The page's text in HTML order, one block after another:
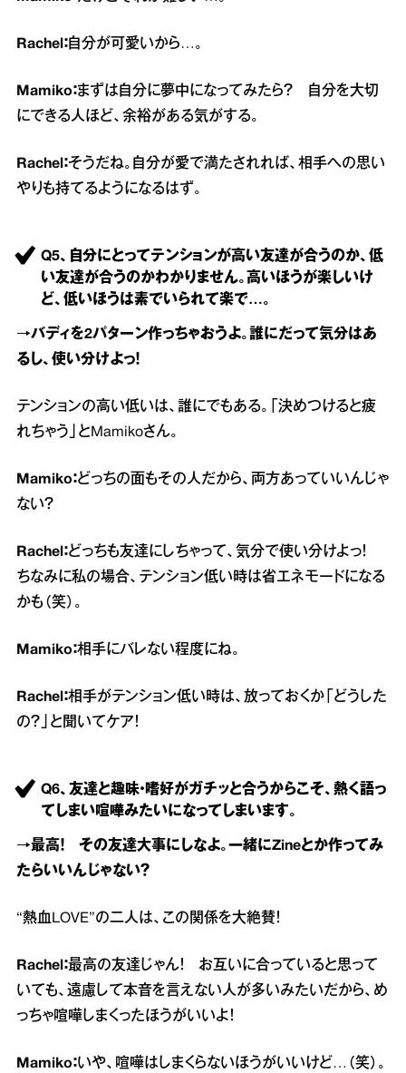
Rachel： 自分が可愛いから…。
Mamiko：まずは自分に夢中になってみたら？ 自分を大切
にできる人ほど、余裕がある気がする。
Rachel：そうだね。自分が愛で満たされれば、相手への思い
やりも持てるようになるはず。
Q5、自分にとってテンションが高い友達が合うのか、低
い友達が合うのかわかりません。高いほうが楽しいけ
ど、低いほうは素でいられて楽で…。
→バディを2パターン作っちゃおうよ。誰にだって気分はあ
るし、使い分けよっ！
テンションの高い低いは、誰にでもある。「決めつけると疲
れちゃう」とMamikoさん。
Mamiko：どっちの面もその人だから、両方あっていいんじゃ
ない？
Rachel：どっちも友達にしちゃって、気分で使い分けよっ！
ちなみに私の場合、テンション低い時は省エネモードになる
かも（笑）。
Mamiko：相手にバレない程度にね。
Rachel：相手がテンション低い時は、放っておくか「どうした
の？」と聞いてケア！
Q6、友達と趣味・嗜好がガチッと合うからこそ、熱く語っ
てしまい喧嘩みたいになってしまいます。
→最高！ その友達大事にしなよ。一緒にZineとか作ってみ
たらいいんじゃない？
“熱血LOVE”の二人は、この関係を大絶賛！
Rachel：最高の友達じゃん！ お互いに合っていると思って
いても、遠慮して本音を言えない人が多いみたいだから、め
っちゃ喧嘩しまくったほうがいいよ！
Mamiko：いや、喧嘩はしまくらないほうがいいけど…（笑）。